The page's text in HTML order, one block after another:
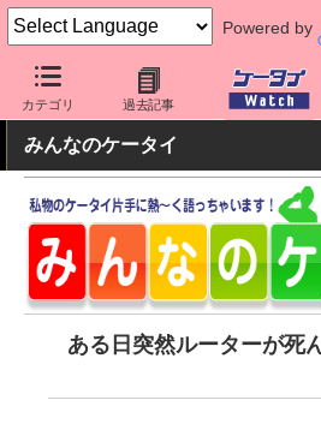
Powered by
カテゴリ 過去記事
ケータイ Watch 周辺機器/アクセサリー
みんなのケータイ
ある日突然ルーターが死